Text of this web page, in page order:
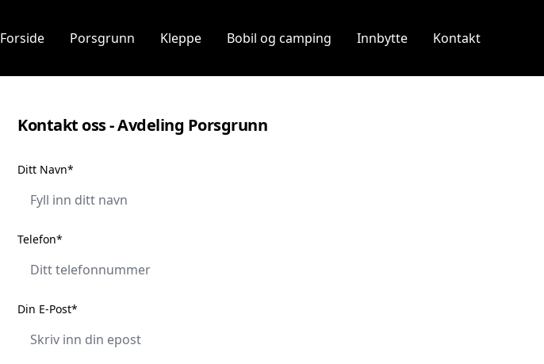
Forside Porsgrunn Kleppe Bobil og camping Innbytte Kontakt
Kontakt oss - Avdeling Porsgrunn
Ditt Navn*
Telefon*
Din E-Post*